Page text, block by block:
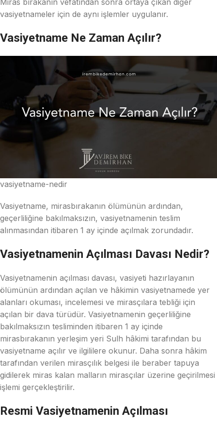
Miras bırakanın vefatından sonra ortaya çıkan diğer
vasiyetnameler için de aynı işlemler uygulanır.
Vasiyetname Ne Zaman Açılır?
vasiyetname-nedir
Vasiyetname, mirasbırakanın ölümünün ardından,
geçerliliğine bakılmaksızın, vasiyetnamenin teslim
alınmasından itibaren 1 ay içinde açılmak zorundadır.
Vasiyetnamenin Açılması Davası Nedir?
Vasiyetnamenin açılması davası, vasiyeti hazırlayanın
ölümünün ardından açılan ve hâkimin vasiyetnamede yer
alanları okuması, incelemesi ve mirasçılara tebliği için
açılan bir dava türüdür. Vasiyetnamenin geçerliliğine
bakılmaksızın tesliminden itibaren 1 ay içinde
mirasbırakanın yerleşim yeri Sulh hâkimi tarafından bu
vasiyetname açılır ve ilgililere okunur. Daha sonra hâkim
tarafından verilen mirasçılık belgesi ile beraber tapuya
gidilerek miras kalan malların mirasçılar üzerine geçirilmesi
işlemi gerçekleştirilir.
Resmi Vasiyetnamenin Açılması